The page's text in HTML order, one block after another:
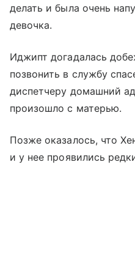
делать и была очень
девочка.
Иджипт догадалась
позвонить в службу
диспетчеру домашний
произошло с матерью.
Позже оказалось, что
и у нее проявились